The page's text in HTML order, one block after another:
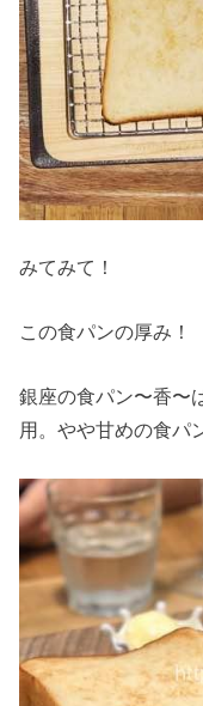
みてみて！
この食パンの厚み！
銀座の食パン〜香〜
用。やや甘めの食パ